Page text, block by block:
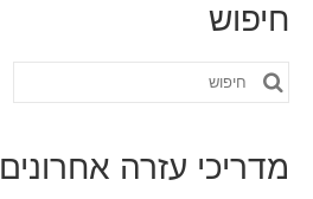
חיפוש
חפש
מדריכי עזרה אחרונים